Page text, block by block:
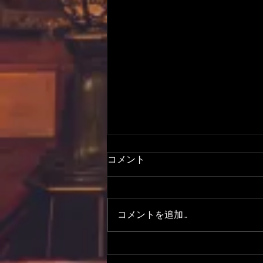
コメント
コメントを追加…